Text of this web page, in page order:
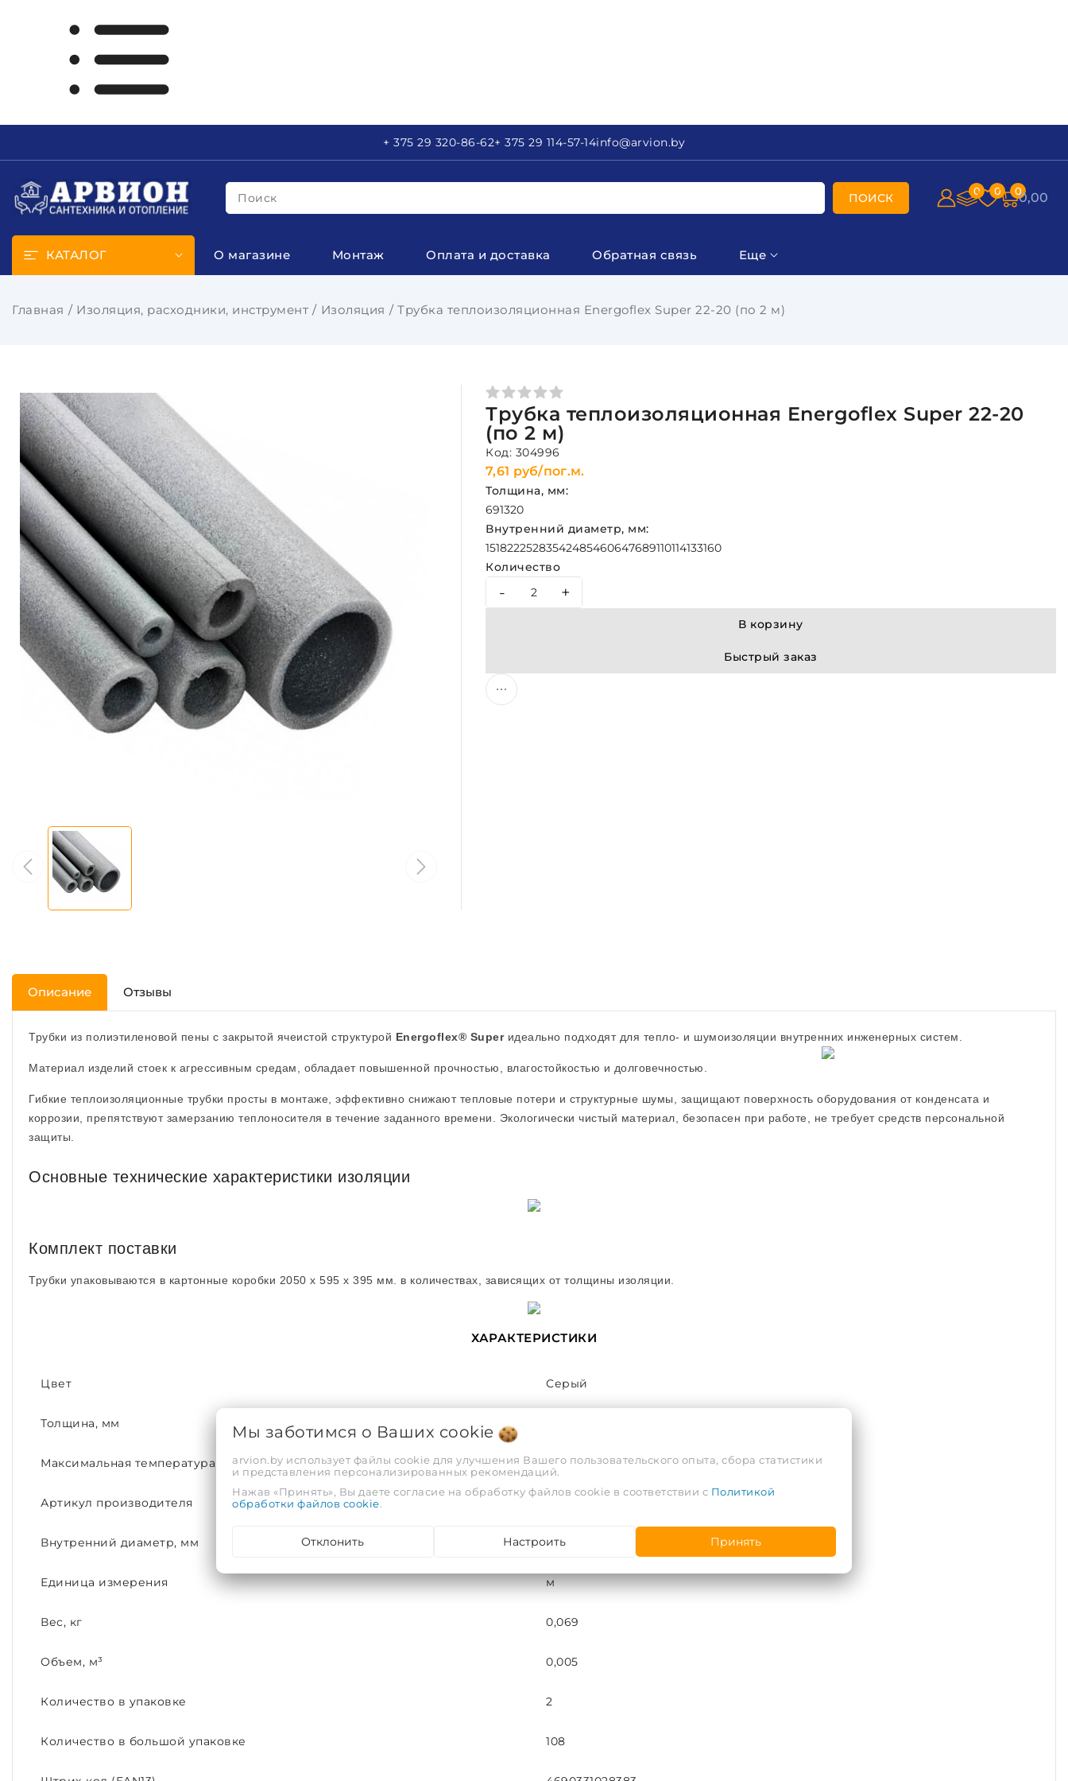
+ 375 29 320-86-62+ 375 29 114-57-14info@arvion.by
Поиск ПОИСК 0 0 00,00
КАТАЛОГ О магазине Монтаж Оплата и доставка Обратная связь Еще
Главная Изоляция, расходники, инструмент Изоляция Трубка теплоизоляционная Energoflex Super 22-20 (по 2 м)
Трубка теплоизоляционная Energoflex Super 22-20
(по 2 м)
Код: 304996
7,61 руб/пог.м.
Толщина, мм:
691320
Внутренний диаметр, мм:
15182225283542485460647689110114133160
Количество
- +
В корзину
Быстрый заказ
Описание Отзывы
Трубки из полиэтиленовой пены с закрытой ячеистой структурой Energoflex® Superидеально подходят для тепло- и шумоизоляции внутренних инженерных систем.
Материал изделий стоек к агрессивным средам, обладает повышенной прочностью, влагостойкостью и долговечностью.
Гибкие теплоизоляционные трубки просты в монтаже, эффективно снижают тепловые потери и структурные шумы, защищают поверхность оборудования от конденсата и
коррозии, препятствуют замерзанию теплоносителя в течение заданного времени. Экологически чистый материал, безопасен при работе, не требует средств персональной
защиты.
Основные технические характеристики изоляции
Комплект поставки
Трубки упаковываются в картонные коробки 2050 x 595 x 395 мм. в количествах, зависящих от толщины изоляции.
ХАРАКТЕРИСТИКИ
Цвет Серый
Толщина, мм
Максимальная температура рабочей среды, С° 95
Артикул производителя
Внутренний диаметр, мм 22
Единица измерения м
Вес, кг 0,069
Объем, м³ 0,005
Количество в упаковке 2
Количество в большой упаковке 108
Мы заботимся о Ваших cookie
arvion.by использует файлы cookie для улучшения Вашего пользовательского опыта, сбора статистики
и представления персонализированных рекомендаций.
Нажав «Принять», Вы даете согласие на обработку файлов cookie в соответствии с Политикой
обработки файлов cookie.
Отклонить Настроить Принять